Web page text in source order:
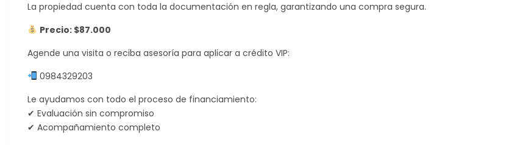
La propiedad cuenta con toda la documentación en regla, garantizando una compra segura.
Precio: $87.000
Agende una visita o reciba asesoría para aplicar a crédito VIP:
0984329203
Le ayudamos con todo el proceso de financiamiento:
✔ Evaluación sin compromiso
✔ Acompañamiento completo